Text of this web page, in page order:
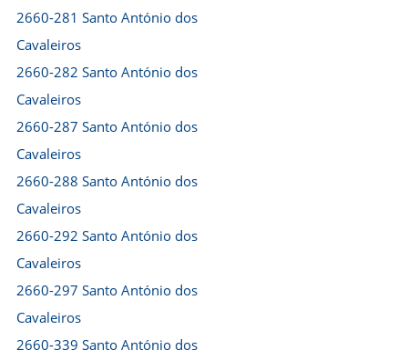
2660-281 Santo António dos
Cavaleiros
2660-282 Santo António dos
Cavaleiros
2660-287 Santo António dos
Cavaleiros
2660-288 Santo António dos
Cavaleiros
2660-292 Santo António dos
Cavaleiros
2660-297 Santo António dos
Cavaleiros
2660-339 Santo António dos